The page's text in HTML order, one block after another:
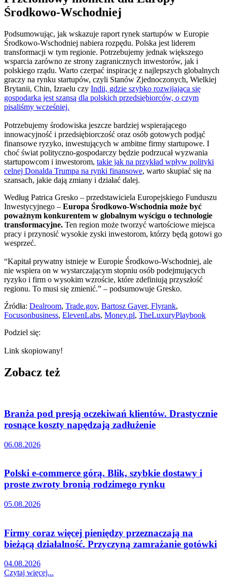
Środkowo-Wschodniej
Podsumowując, jak wskazuje raport rynek startupów w Europie
Środkowo-Wschodniej nabiera rozpędu. Polska jest liderem
transformacji w tym regionie. Potrzebujemy jednak większego
wsparcia zarówno ze strony zagranicznych inwestorów, jak i
polskiego rządu. Warto czerpać inspirację z najlepszych globalnych
graczy na rynku startupów, czyli Stanów Zjednoczonych, Wielkiej
Brytanii, Chin, Izraelu czy Indii, gdzie szybko rozwijająca się
gospodarka jest szansą dla polskich przedsiębiorców, o czym
pisaliśmy wcześniej.
Potrzebujemy środowiska jeszcze bardziej wspierającego
innowacyjność i przedsiębiorczość oraz osób gotowych podjąć
finansowe ryzyko, inwestujących w ambitne firmy startupowe. I
choć świat polityczno-gospodarczy będzie podrzucał wyzwania
startupowcom i inwestorom, takie jak na przykład wpływ polityki
celnej Donalda Trumpa na rynki finansowe, warto skupiać się na
szansach, jakie dają zmiany i działać dalej.
Według Patrica Gresko – przedstawiciela Europejskiego Funduszu
Inwestycyjnego – Europa Środkowo-Wschodnia może być
poważnym konkurentem w globalnym wyścigu o technologie
transformacyjne. Ten region może tworzyć wartościowe miejsca
pracy i przynosić wysokie zyski inwestorom, którzy będą gotowi go
wesprzeć.
“Kapitał prywatny istnieje w Europie Środkowo-Wschodniej, ale
nie wspiera on w wystarczającym stopniu osób podejmujących
ryzyko i firm o wysokim wzroście, które zdefiniują przyszłość
regionu. To musi się zmienić.” – podsumowuje Gresko.
Źródła: Dealroom, Trade.gov, Bartosz Gayer, Flyrank,
Focusonbusiness, ElevenLabs, Money.pl, TheLuxuryPlaybook
Podziel się:
Link skopiowany!
Zobacz też
Branża pod presją oczekiwań klientów. Drastycznie
rosnące koszty napędzają zadłużenie
06.08.2026
Polski e-commerce górą. Blik, szybkie dostawy i
proste zwroty bronią rodzimego rynku
05.08.2026
Firmy coraz więcej pieniędzy przeznaczają na
bieżącą działalność. Przyczyną zamrażanie gotówki
04.08.2026
Czytaj więcej...